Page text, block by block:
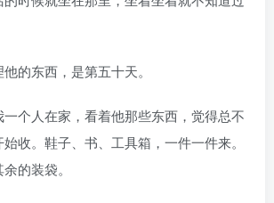
东西，是第五十天。
人在家，看着他那些东西，觉得总不
收。鞋子、书、工具箱，一件一件来。
的装袋。